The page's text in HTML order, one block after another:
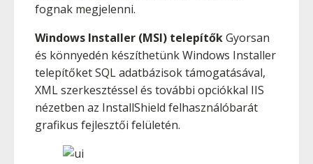
fognak megjelenni.
Windows Installer (MSI) telepítőkGyorsan
és könnyedén készíthetünk Windows Installer
telepítőket SQL adatbázisok támogatásával,
XML szerkesztéssel és további opciókkal IIS
nézetben az InstallShield felhasználóbarát
grafikus fejlesztői felületén.